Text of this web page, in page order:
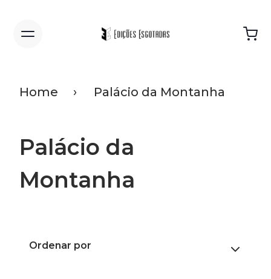
Home Palácio da Montanha
Palácio da
Montanha
Ordenar por